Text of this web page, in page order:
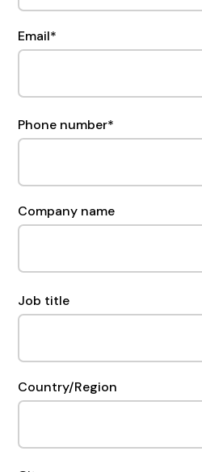
Email*
Phone number*
Company name
Job title
Country/Region